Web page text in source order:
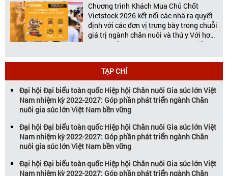
Chương trình Khách Mua Chủ Chốt
Vietstock 2026 kết nối các nhà ra quyết
định với các đơn vị trưng bày trong chuỗi
giá trị ngành chăn nuôi và thú y Với hơn
20 năm đồng hành cùng sự phát triển
Vietstock đã khẳng định vị thế là triển […]
TẠP CHÍ
Đại hội Đại biểu toàn quốc Hiệp hội Chăn nuôi Gia súc lớn Việt
Nam nhiệm kỳ 2022-2027: Góp phần phát triển ngành Chăn
nuôi gia súc lớn Việt Nam bền vững
Đại hội Đại biểu toàn quốc Hiệp hội Chăn nuôi Gia súc lớn Việt
Nam nhiệm kỳ 2022-2027: Góp phần phát triển ngành Chăn
nuôi gia súc lớn Việt Nam bền vững
Đại hội Đại biểu toàn quốc Hiệp hội Chăn nuôi Gia súc lớn Việt
Nam nhiệm kỳ 2022-2027: Góp phần phát triển ngành Chăn